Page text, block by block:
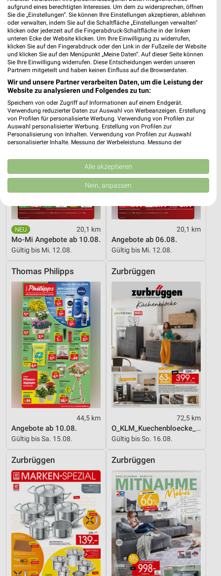
23,2 km
Angebote ab 08.08.
Gültig bis Fr. 14.08.
7,6 km
Angebote ab 17.08.
Gültig ab Mo. 17.08.
Kaufland
20,1 km
Mo-Mi Angebote ab 10.08.
Gültig bis Mi. 12.08.
Kaufland
20,1 km
Angebote ab 06.08.
Gültig bis Mi. 12.08.
Thomas Philipps
44,5 km
Angebote ab 10.08.
Gültig bis Sa. 15.08.
Zurbrüggen
72,5 km
O_KLM_Kuechenbloecke_01_26_ES
Gültig bis So. 16.08.
Zurbrüggen Zurbrüggen
aufgrund eines berechtigten Interesses. Um dem zu widersprechen, öffnen
Sie die „Einstellungen“. Sie können Ihre Einstellungen akzeptieren, ablehnen
oder verwalten, indem Sie auf die Schaltfläche „Einstellungen verwalten“
klicken oder jederzeit auf die Fingerabdruck-Schaltfläche in der linken
unteren Ecke der Website klicken. Um Ihre Einwilligung zu widerrufen,
klicken Sie auf den Fingerabdruck oder den Link in der Fußzeile der Website
und klicken Sie auf den Menüpunkt „Meine Daten“. Auf dieser Seite können
Sie Ihre Einwilligung widerrufen. Diese Entscheidungen werden unseren
Partnern mitgeteilt und haben keinen Einfluss auf die Browserdaten.
Wir und unsere Partner verarbeiten Daten, um die Leistung der
Website zu analysieren und Folgendes zu tun:
Speichern von oder Zugriff auf Informationen auf einem Endgerät.
Verwendung reduzierter Daten zur Auswahl von Werbeanzeigen. Erstellung
von Profilen für personalisierte Werbung. Verwendung von Profilen zur
Auswahl personalisierter Werbung. Erstellung von Profilen zur
Personalisierung von Inhalten. Verwendung von Profilen zur Auswahl
personalisierter Inhalte. Messung der Werbeleistung. Messung der
Kombinationen von Daten aus verschiedenen Quellen. Entwicklung und
Verbesserung der Angebote. Verwendung reduzierter Daten zur Auswahl
von Inhalten.
Daten können außerhalb der Europäischen Union weitergegeben und in die
USA gesendet werden.
Website/App.
Partnerliste anzeigen (1 IAB-Anbieter)
Wir nutzen Ihre Daten für folgende Zwecke:
IAB-Verarbeitungszwecke:
auf einem Endgerät
Verwendung reduzierter Daten zur Auswahl von
Werbeanzeigen
Erstellung von Profilen für personalisierte
Werbung
Verwendung von Profilen zur Auswahl
personalisierter Werbung
Erstellung von Profilen zur Personalisierung
von Inhalten
Verwendung von Profilen zur Auswahl
Messung der Werbeleistung
Analyse von Zielgruppen durch Statistiken oder
Kombinationen von Daten aus verschiedenen
Quellen
Entwicklung und Verbesserung der Angebote
Verwendung reduzierter Daten zur Auswahl von
Inhalten
IAB-Besonderheiten:
Verwendung genauer Standortdaten
Alle akzeptieren
Nein, anpassen